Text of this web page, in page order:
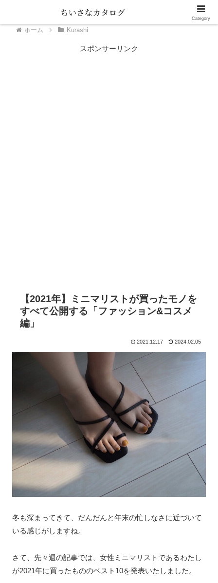
ホーム Kurashi
スポンサーリンク
【2021年】ミニマリストが買ったモノを
すべて公開する「ファッション&コスメ
編」
2021.12.17 2024.02.05
冬も深まってきて、だんだんと年末の忙しなさに近づいて
いる感じがしますね。
さて、先々週の記事では、女性ミニマリストであるわたし
が2021年に買ったもののベスト10を発表いたしました。
Category